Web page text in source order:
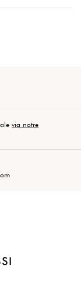
via notre